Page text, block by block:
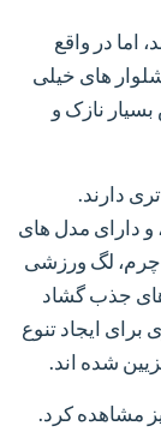
در واقع
های خیلی
نازک و
دارند.
و دارای مدل های
چرم، لگ ورزشی
های جذب گشاد
ایجاد تنوع
شده اند.
مشاهده کرد.